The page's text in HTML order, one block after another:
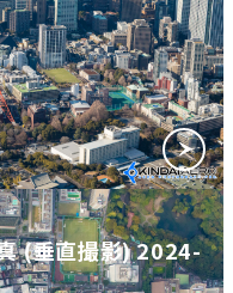
(垂直撮影) 2024-